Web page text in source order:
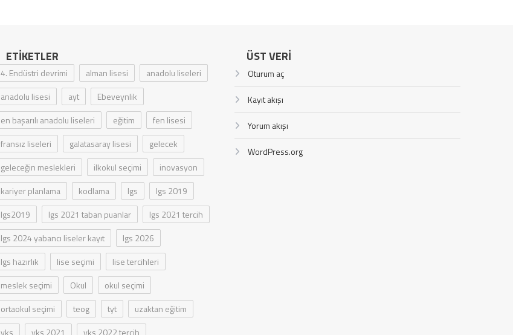
ETIKETLER
4. Endüstri devrimi alman lisesi
anadolu liseleri
anadolu lisesi
ayt
Ebeveynlik
en başarılı anadolu liseleri
eğitim
fen lisesi
fransız liseleri
galatasaray lisesi
gelecek
geleceğin meslekleri
ilkokul seçimi
inovasyon
kariyer planlama
kodlama lgs
lgs 2019
lgs2019
lgs 2021 taban puanlar
lgs 2021 tercih
lgs 2024 yabancı liseler kayıt
lgs 2026
lgs hazırlık
lise seçimi
lise tercihleri
meslek seçimi
Okul
okul seçimi
ortaokul seçimi
teog tyt
uzaktan eğitim
yks
yks 2021 yks 2022 tercih
ÜST VERI
Oturum aç
Kayıt akışı
Yorum akışı
WordPress.org